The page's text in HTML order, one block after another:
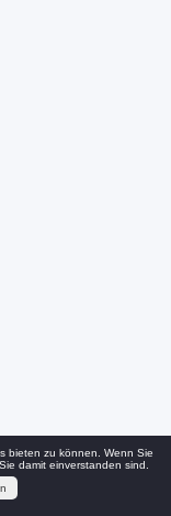
bieten zu können. Wenn Sie
damit einverstanden sind.